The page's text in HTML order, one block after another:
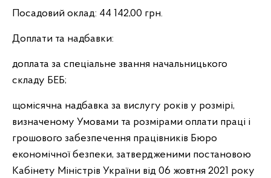
Посадовий оклад: 44 142,00 грн.
Доплати та надбавки:
доплата за спеціальне звання начальницького
складу БЕБ;
щомісячна надбавка за вислугу років у розмірі,
визначеному Умовами та розмірами оплати праці і
грошового забезпечення працівників Бюро
економічної безпеки, затвердженими постановою
Кабінету Міністрів України від 06 жовтня 2021 року